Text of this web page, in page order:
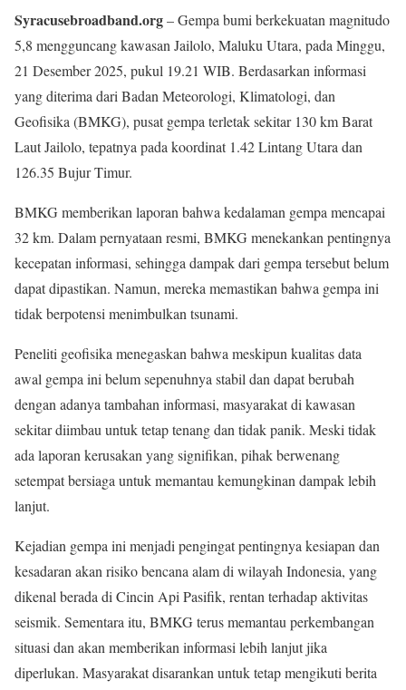
Syracusebroadband.org– Gempa bumi berkekuatan magnitudo
5,8 mengguncang kawasan Jailolo, Maluku Utara, pada Minggu,
21 Desember 2025, pukul 19.21 WIB. Berdasarkan informasi
yang diterima dari Badan Meteorologi, Klimatologi, dan
Geofisika (BMKG), pusat gempa terletak sekitar 130 km Barat
Laut Jailolo, tepatnya pada koordinat 1.42 Lintang Utara dan
126.35 Bujur Timur.
BMKG memberikan laporan bahwa kedalaman gempa mencapai
32 km. Dalam pernyataan resmi, BMKG menekankan pentingnya
kecepatan informasi, sehingga dampak dari gempa tersebut belum
dapat dipastikan. Namun, mereka memastikan bahwa gempa ini
tidak berpotensi menimbulkan tsunami.
Peneliti geofisika menegaskan bahwa meskipun kualitas data
awal gempa ini belum sepenuhnya stabil dan dapat berubah
dengan adanya tambahan informasi, masyarakat di kawasan
sekitar diimbau untuk tetap tenang dan tidak panik. Meski tidak
ada laporan kerusakan yang signifikan, pihak berwenang
setempat bersiaga untuk memantau kemungkinan dampak lebih
lanjut.
Kejadian gempa ini menjadi pengingat pentingnya kesiapan dan
kesadaran akan risiko bencana alam di wilayah Indonesia, yang
dikenal berada di Cincin Api Pasifik, rentan terhadap aktivitas
seismik. Sementara itu, BMKG terus memantau perkembangan
situasi dan akan memberikan informasi lebih lanjut jika
diperlukan. Masyarakat disarankan untuk tetap mengikuti berita